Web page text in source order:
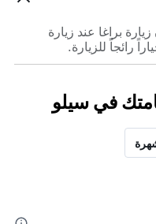
براغا عند زيارة
رائجاً للزيارة.
في سيلو